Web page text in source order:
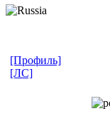
[Профиль]
[ЛС]